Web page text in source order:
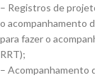
– Registros de
o acompanhamento
para fazer o
RRT);
– Acompanhamento